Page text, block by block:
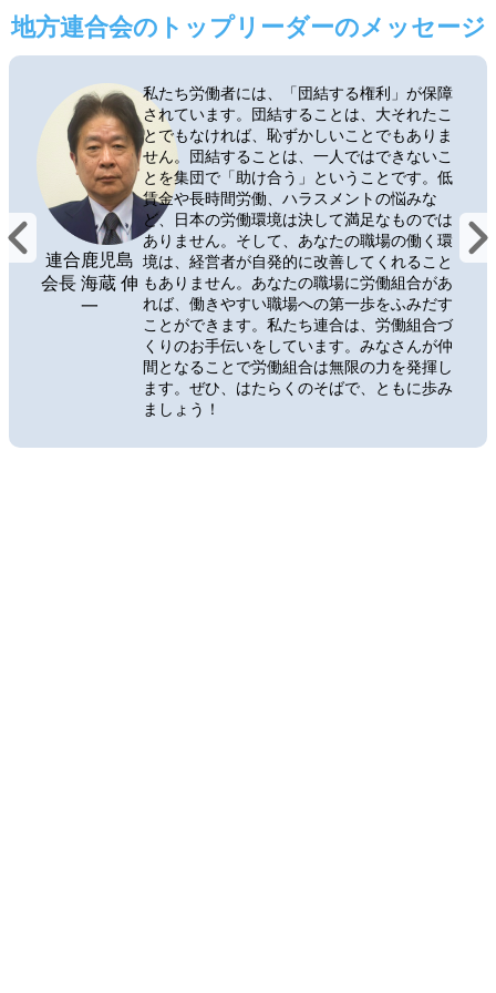
地方連合会のトップリーダーのメッセージ
連合鹿児島
会長 海蔵 伸
一
私たち労働者には、「団結する権利」が保障
されています。団結することは、大それたこ
とでもなければ、恥ずかしいことでもありま
せん。団結することは、一人ではできないこ
とを集団で「助け合う」ということです。低
賃金や長時間労働、ハラスメントの悩みな
ど、日本の労働環境は決して満足なものでは
ありません。そして、あなたの職場の働く環
境は、経営者が自発的に改善してくれること
もありません。あなたの職場に労働組合があ
れば、働きやすい職場への第一歩をふみだす
ことができます。私たち連合は、労働組合づ
くりのお手伝いをしています。みなさんが仲
間となることで労働組合は無限の力を発揮し
ます。ぜひ、はたらくのそばで、ともに歩み
ましょう！